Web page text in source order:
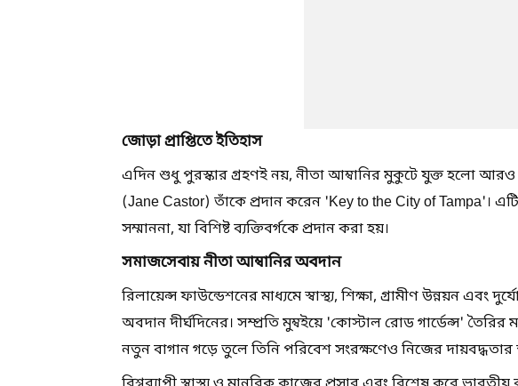
জোড়া প্রাপ্তিতে ইতিহাস
এদিন শুধু পুরস্কার গ্রহণই নয়, নীতা আম্বানির মুকুটে যুক্ত হলো
(Jane Castor) তাঁকে প্রদান করেন 'Key to the City of Tampa'।
সম্মাননা, যা বিশিষ্ট ব্যক্তিবর্গকে প্রদান করা হয়।
সমাজসেবায় নীতা আম্বানির অবদান
রিলায়েন্স ফাউন্ডেশনের মাধ্যমে স্বাস্থ্য, শিক্ষা, গ্রামীণ উন্নয়ন এবং
অবদান দীর্ঘদিনের। সম্প্রতি মুম্বইয়ে 'কোস্টাল রোড গার্ডেন্স'
নতুন বাগান গড়ে তুলে তিনি পরিবেশ সংরক্ষণেও নিজের দায়বদ্ধতার